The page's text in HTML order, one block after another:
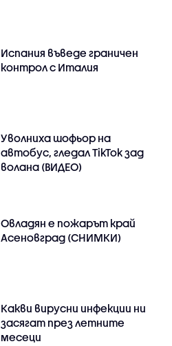
Испания въведе граничен
контрол с Италия
Уволниха шофьор на
автобус, гледал TikTok зад
волана (ВИДЕО)
Овладян е пожарът край
Асеновград (СНИМКИ)
Какви вирусни инфекции ни
засягат през летните
месеци